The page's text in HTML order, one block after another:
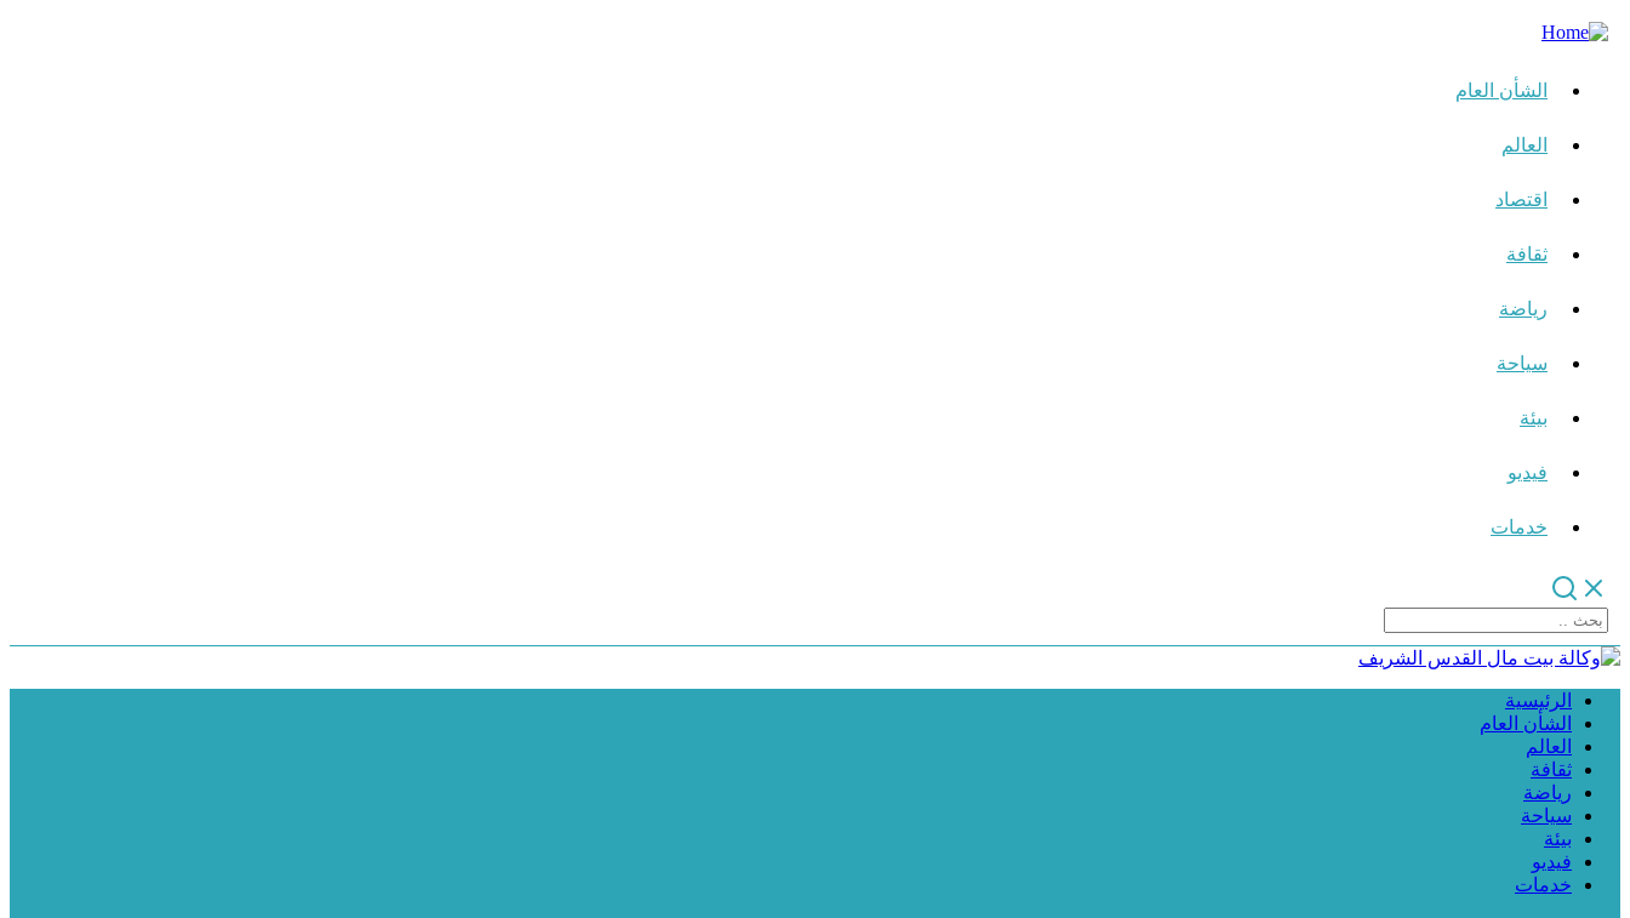
الشأن العام
العالم
اقتصاد
ثقافة
رياضة
سياحة
بيئة
فيديو
خدمات
الرئيسية
الشأن العام
العالم
ثقافة
رياضة
سياحة
بيئة
فيديو
خدمات